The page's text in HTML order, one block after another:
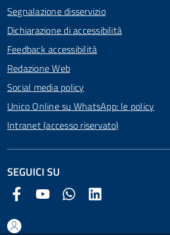
Segnalazione disservizio
Dichiarazione di accessibilità
Feedback accessibilità
Redazione Web
Social media policy
Unico Online su WhatsApp: le policy
Intranet (accesso riservato)
SEGUICI SU
Facebook Comune di Arezzo
Youtube Comune di Arezzo
Twitter Comune di Arezzo